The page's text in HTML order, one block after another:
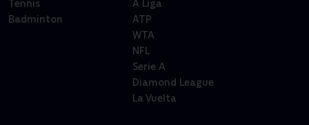
Tennis
Badminton
A Liga
ATP
WTA
NFL
Serie A
Diamond League
La Vuelta